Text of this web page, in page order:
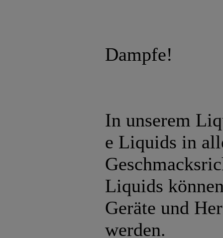
Dampfe!
In unserem
e Liquids in
Liquids
Geräte und
werden.